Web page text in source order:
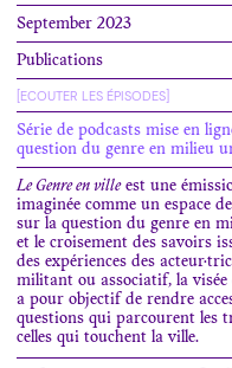
September 2023
Publications
[ECOUTER LES ÉPISODES]
Série de podcasts mise en
question du genre en milieu
Le Genre en villeest une
imaginée comme un espace
sur la question du genre en
et le croisement des savoirs
des expériences des
militant ou associatif, la visée
a pour objectif de rendre
questions qui parcourent les
celles qui touchent la ville.